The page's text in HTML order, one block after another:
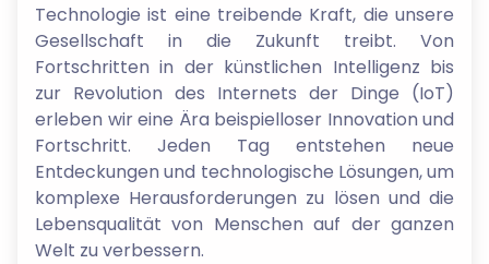
Technologie ist eine treibende Kraft, die unsere
Gesellschaft in die Zukunft treibt. Von
Fortschritten in der künstlichen Intelligenz bis
zur Revolution des Internets der Dinge (IoT)
erleben wir eine Ära beispielloser Innovation und
Fortschritt. Jeden Tag entstehen neue
Entdeckungen und technologische Lösungen, um
komplexe Herausforderungen zu lösen und die
Lebensqualität von Menschen auf der ganzen
Welt zu verbessern.